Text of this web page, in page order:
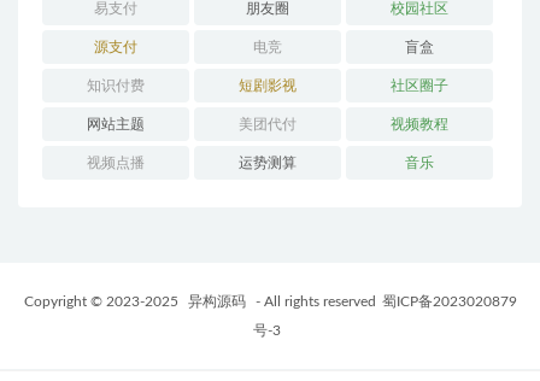
易支付 朋友圈 校园社区
源支付 电竞 盲盒
知识付费 短剧影视 社区圈子
网站主题 美团代付 视频教程
视频点播 运势测算 音乐
Copyright © 2023-2025 异构源码 - All rights reserved 蜀ICP备2023020879
号-3